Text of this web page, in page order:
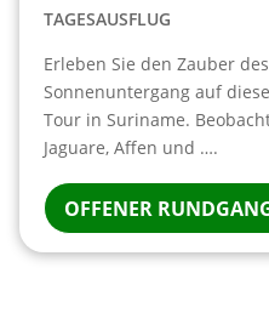
TAGESAUSFLUG
Erleben Sie den Zauber
Sonnenuntergang auf
Tour in Suriname.
Jaguare, Affen und ….
OFFENER